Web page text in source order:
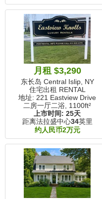
月租 $3,290
东长岛 Central Islip, NY
住宅出租 RENTAL
地址: 221 Eastview Drive
二房一厅二浴, 1100ft²
上市时间: 25天
距离法拉盛中心34英里
约人民币2万元